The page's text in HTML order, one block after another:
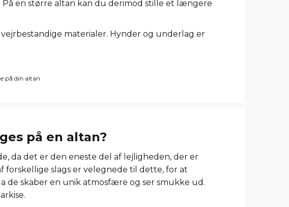
en større altan kan du derimod stille et længere
materialer. Hynder og underlag er
på din altan
på en altan?
da det er den eneste del af lejligheden, der er
forskellige slags er velegnede til dette, for at
de skaber en unik atmosfære og ser smukke ud.